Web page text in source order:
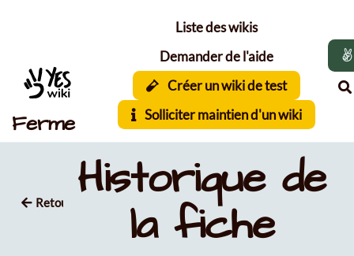
Ferme
Liste des wikis
Demander de l'aide
Créer un wiki de test
Solliciter maintien d'un wiki
Retour Historique de
la fiche